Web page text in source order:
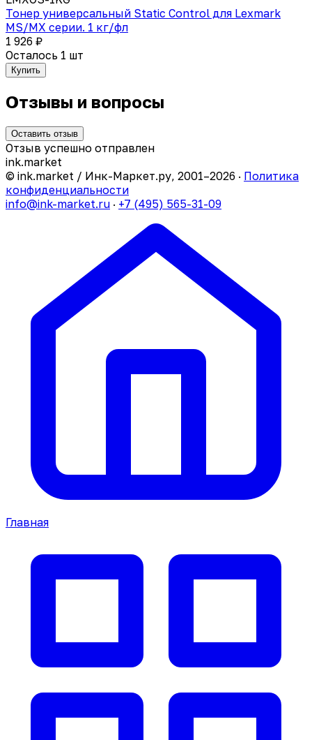
Тонер универсальный Static Control для Lexmark
MS/MX серии. 1 кг/фл
1 926 ₽
Осталось 1 шт
Купить
Отзывы и вопросы
Оставить отзыв
Отзыв успешно отправлен
ink.market
© ink.market / Инк-Маркет.ру, 2001–2026 · Политика
конфиденциальности
info@ink-market.ru · +7 (495) 565-31-09
Главная